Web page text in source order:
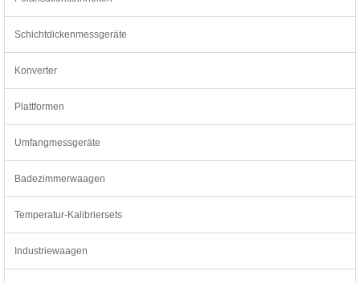
Schichtdickenmessgeräte
Konverter
Plattformen
Umfangmessgeräte
Badezimmerwaagen
Temperatur-Kalibriersets
Industriewaagen